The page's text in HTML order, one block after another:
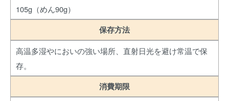
105g（めん90g）
保存方法
高温多湿やにおいの強い場所、直射日光を避け常温で保
存。
消費期限